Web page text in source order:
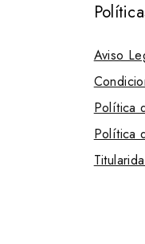
Aviso
Política
Política